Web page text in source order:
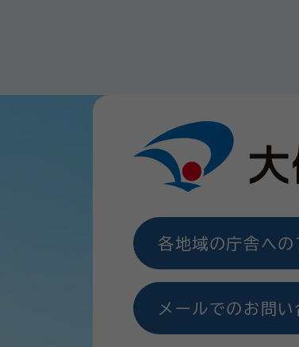
各地域の庁舎への
メールでのお問い